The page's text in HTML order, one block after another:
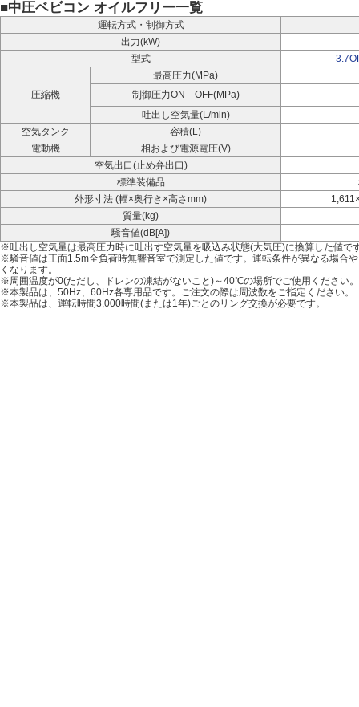
■中圧ベビコン オイルフリー一覧
運転方式・制御方式
出力(kW)
型式
圧縮機
最高圧力(MPa)
制御圧力ON―OFF(MPa)
吐出し空気量(L/min)
空気タンク
容積(L)
電動機
相および電源電圧(V)
空気出口(止め弁出口)
標準装備品
外形寸法 (幅×奥行き×高さmm)
質量(kg)
騒音値(dB[A])
※吐出し空気量は最高圧力時に吐出す空気量を吸込み状態(大気圧)に換算した値で
※騒音値は正面1.5m全負荷時無響音室で測定した値です。運転条件が異なる場合
くなります。
※周囲温度が0(ただし、ドレンの凍結がないこと)～40℃の場所でご使用ください。
※本製品は、50Hz、60Hz各専用品です。ご注文の際は周波数をご指定ください。
※本製品は、運転時間3,000時間(または1年)ごとのリング交換が必要です。